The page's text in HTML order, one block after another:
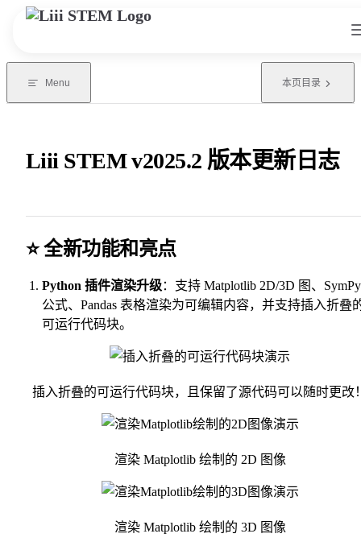
Skip to content
Menu 本页目录
Liii STEM v2025.2 版本更新日志
⭐️ 全新功能和亮点
Python 插件渲染升级：支持 Matplotlib 2D/3D 图、SymPy
公式、Pandas 表格渲染为可编辑内容，并支持插入折叠
可运行代码块。
插入折叠的可运行代码块，且保留了源代码可以随时更改
渲染 Matplotlib 绘制的 2D 图像
渲染 Matplotlib 绘制的 3D 图像